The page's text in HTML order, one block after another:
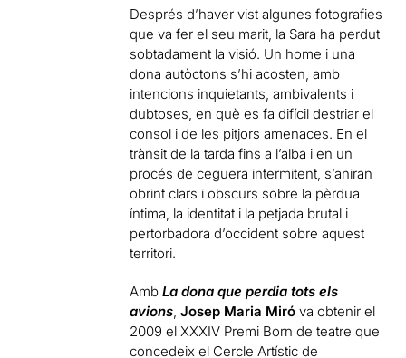
Després d’haver vist algunes fotografies
que va fer el seu marit, la Sara ha perdut
sobtadament la visió. Un home i una
dona autòctons s’hi acosten, amb
intencions inquietants, ambivalents i
dubtoses, en què es fa difícil destriar el
consol i de les pitjors amenaces. En el
trànsit de la tarda fins a l’alba i en un
procés de ceguera intermitent, s’aniran
obrint clars i obscurs sobre la pèrdua
íntima, la identitat i la petjada brutal i
pertorbadora d’occident sobre aquest
territori.
AmbLa dona que perdia tots els
avions ,Josep Maria Miró va obtenir el
2009 el XXXIV Premi Born de teatre que
concedeix el Cercle Artístic de